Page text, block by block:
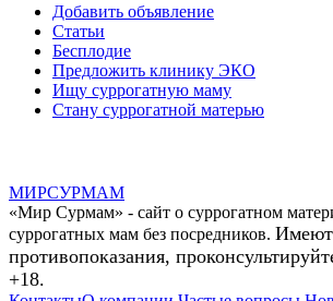
Добавить объявление
Статьи
Бесплодие
Предложить клинику ЭКО
Ищу суррогатную маму
Стану суррогатной матерью
МИРСУРМАМ
«Мир Сурмам» - сайт о суррогатном
суррогатных мам без посредников.
противопоказания,
+18.